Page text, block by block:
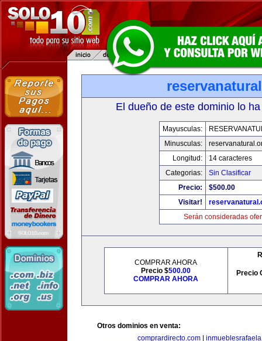
El dueño de este dominio lo
Mayusculas:
Minusculas:
Longitud:
14 caracteres
Categorias:
Sin Clasificar
Precio:
$500.00
Visitar!
Serán consideradas
COMPRAR AHORA
Precio $500.00
COMPRAR AHORA
Precio
Otros dominios en venta:
comprardirecto.com